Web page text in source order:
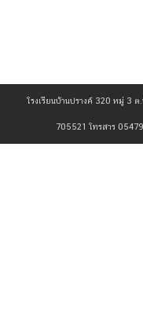
โรงเรียนบ้านปรางค์ 320 หมู่ 3
705521 โทรสาร